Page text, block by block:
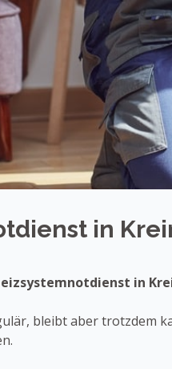
in
in
bleibt aber trotzdem